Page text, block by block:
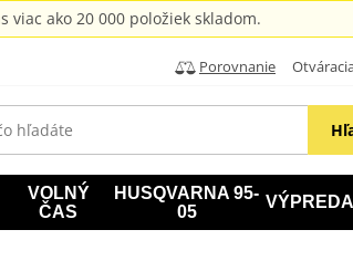
viac ako 20 000 položiek skladom.
Porovnanie
VOLNÝ
ČAS
HUSQVARNA 95-
05